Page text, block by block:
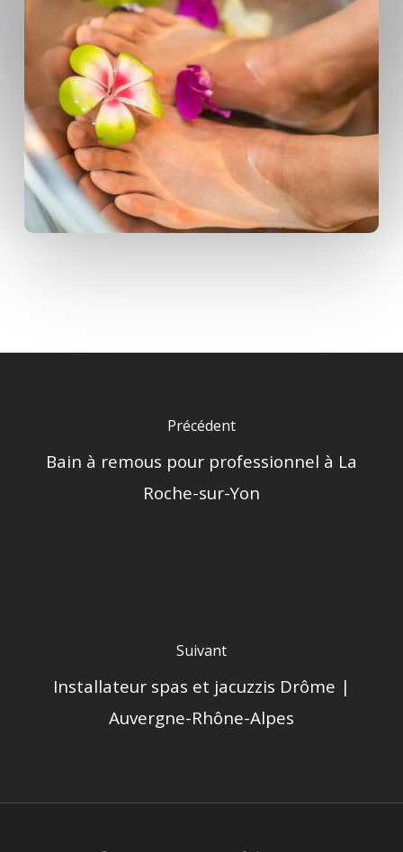
Précédent
Bain à remous pour professionnel à La
Roche-sur-Yon
Suivant
Installateur spas et jacuzzis Drôme |
Auvergne-Rhône-Alpes